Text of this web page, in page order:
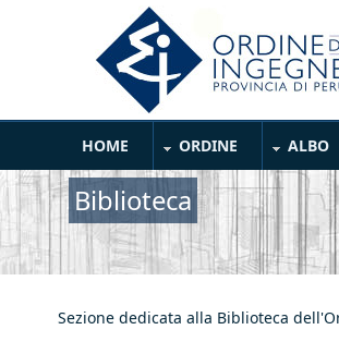
Main Menu
HOME ORDINE ALBO
Biblioteca
Sezione dedicata alla Biblioteca